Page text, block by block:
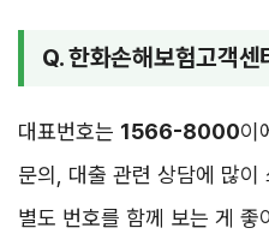
Q. 한화손해보험고객
대표번호는 1566-8000이
문의, 대출 관련 상담에 많
별도 번호를 함께 보는 게 좋